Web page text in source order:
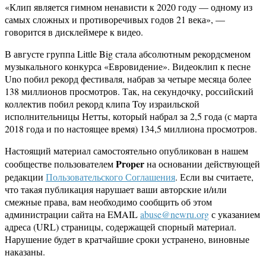
«Клип является гимном ненависти к 2020 году — одному из
самых сложных и противоречивых годов 21 века», —
говорится в дисклеймере к видео.
В августе группа Little Big стала абсолютным рекордсменом
музыкального конкурса «Евровидение». Видеоклип к песне
Uno побил рекорд фестиваля, набрав за четыре месяца более
138 миллионов просмотров. Так, на секундочку, российский
коллектив побил рекорд клипа Toy израильской
исполнительницы Нетты, который набрал за 2,5 года (с марта
2018 года и по настоящее время) 134,5 миллиона просмотров.
Настоящий материал самостоятельно опубликован в нашем
сообществе пользователемProperна основании действующей
редакции Пользовательского Соглашения. Если вы считаете,
что такая публикация нарушает ваши авторские и/или
смежные права, вам необходимо сообщить об этом
администрации сайта на EMAILabuse@newru.orgс указанием
адреса (URL) страницы, содержащей спорный материал.
Нарушение будет в кратчайшие сроки устранено, виновные
наказаны.